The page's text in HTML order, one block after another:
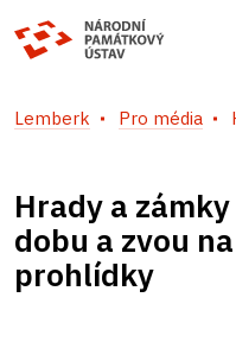
Lemberk Pro média
Hrady a
dobu a zvou
prohlídky